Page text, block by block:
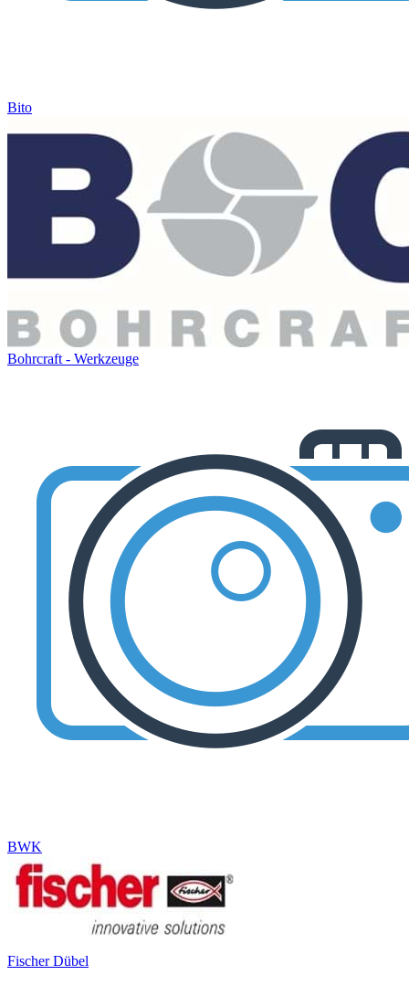
Bito
Bohrcraft - Werkzeuge
BWK
Fischer Dübel